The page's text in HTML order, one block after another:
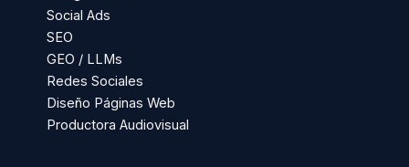
Social Ads
SEO
GEO / LLMs
Redes Sociales
Diseño Páginas Web
Productora Audiovisual